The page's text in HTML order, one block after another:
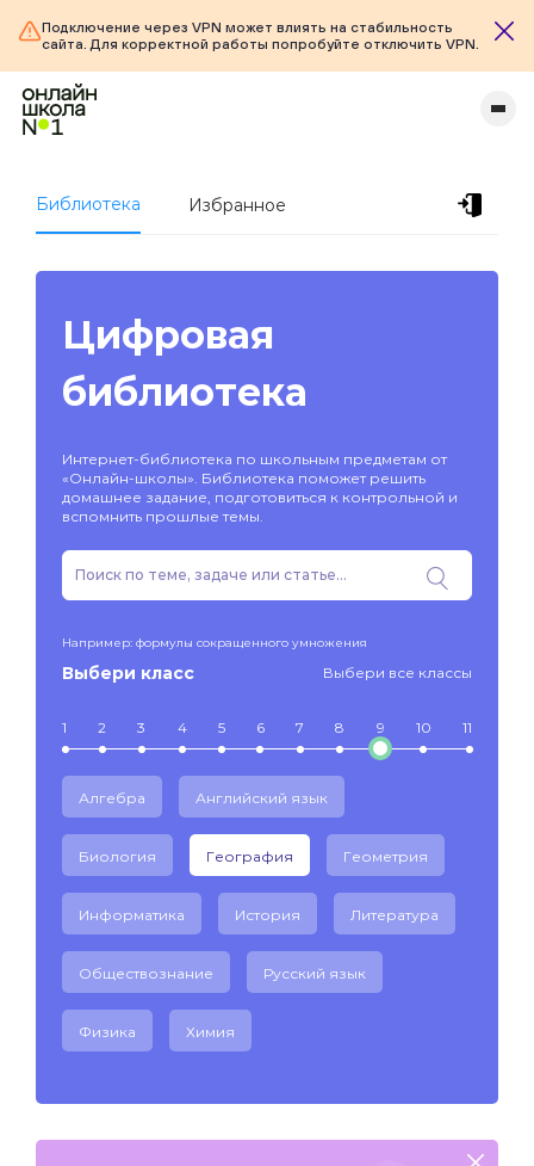
Подключение через VPN может влиять на стабильность
сайта. Для корректной работы попробуйте отключить VPN.
Библиотека Избранное
Цифровая
библиотека
Интернет-библиотека по школьным предметам от
«Онлайн-школы». Библиотека поможет решить
домашнее задание, подготовиться к контрольной и
вспомнить прошлые темы.
Например: формулы сокращенного умножения
Выбери класс Выбери все классы
1 2 3 4 5 6 7 8 9 10 11
Алгебра Английский язык
Биология География Геометрия
Информатика История Литература
Обществознание Русский язык
Физика Химия